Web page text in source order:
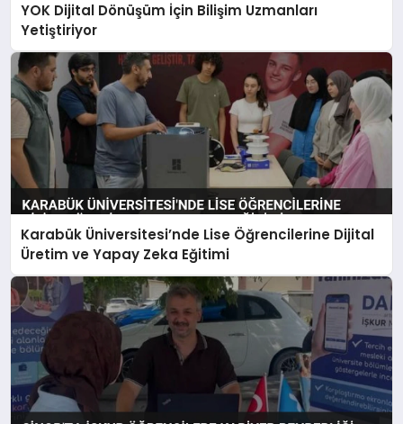
YOK Dijital Dönüşüm İçin Bilişim Uzmanları
Yetiştiriyor
Karabük Üniversitesi’nde Lise Öğrencilerine Dijital
Üretim ve Yapay Zeka Eğitimi